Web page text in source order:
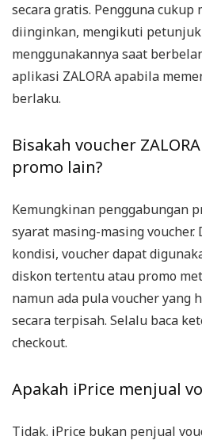
secara gratis. Pengguna cukup
diinginkan, mengikuti
menggunakannya saat
aplikasi ZALORA apabila
berlaku.
Bisakah voucher
promo lain?
Kemungkinan penggabungan
syarat masing-masing voucher.
kondisi, voucher dapat
diskon tertentu atau promo
namun ada pula voucher yang
secara terpisah. Selalu baca
checkout.
Apakah iPrice menjual
Tidak. iPrice bukan penjual